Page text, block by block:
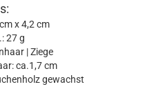
x 4,2 cm
27 g
| Ziege
ca.1,7 cm
gewachst